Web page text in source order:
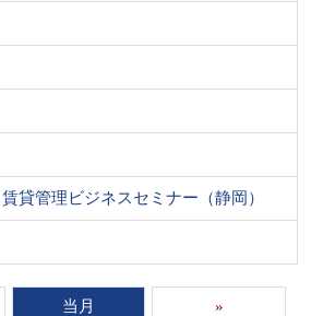
貸管理ビジネスセミナー（静岡）
当月 »